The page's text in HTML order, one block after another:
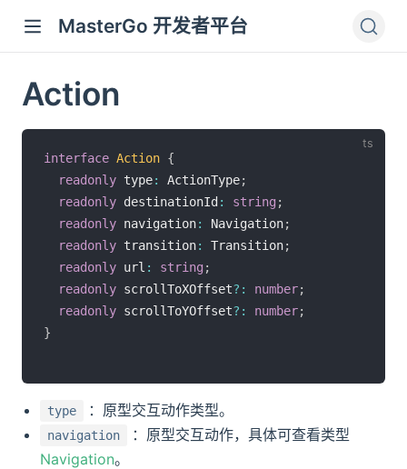
MasterGo 开发者平台
Action
interface Action {
readonly type: ActionType;
readonly destinationId: string ;
readonly navigation: Navigation;
readonly transition: Transition;
readonly url : string ;
readonly scrollToXOffset? : number;
readonly scrollToYOffset? : number;
}
type ：原型交互动作类型。
navigation
：原型交互动作，具体可查看类型
Navigation。